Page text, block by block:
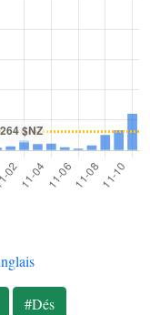
#Dés